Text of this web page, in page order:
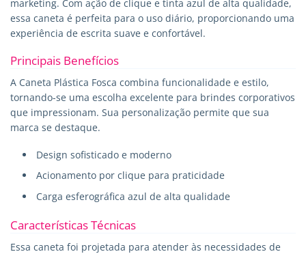
marketing. Com ação de clique e tinta azul de alta qualidade,
essa caneta é perfeita para o uso diário, proporcionando uma
experiência de escrita suave e confortável.
Principais Benefícios
A Caneta Plástica Fosca combina funcionalidade e estilo,
tornando-se uma escolha excelente para brindes corporativos
que impressionam. Sua personalização permite que sua
marca se destaque.
Design sofisticado e moderno
Acionamento por clique para praticidade
Carga esferográfica azul de alta qualidade
Características Técnicas
Essa caneta foi projetada para atender às necessidades de